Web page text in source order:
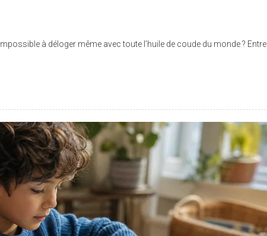
à déloger même avec toute l’huile de coude du monde ? Entre